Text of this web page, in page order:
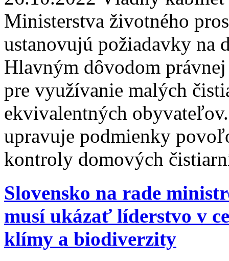
Ministerstva životného
ustanovujú požiadavky na
Hlavným dôvodom
pre využívanie malých
ekvivalentných
upravuje podmienky
kontroly domových
Slovensko na rade
musí ukázať líderstvo v
klímy a biodiverzity